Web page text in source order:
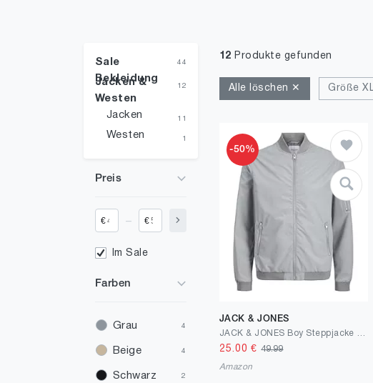
Sale
Bekleidung
44
Jacken &
Westen
12
Jacken 11
Westen 1
Preis
€ €
Im Sale
Farben
Grau 4
Beige 4
Schwarz 2
12 Produkte gefunden
Alle löschen ✕ Größe
-50%
JACK & JONES
25.00 €49.99
Amazon